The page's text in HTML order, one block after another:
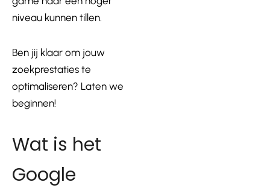
niveau kunnen tillen.
Ben jij klaar om jouw
zoekprestaties te
optimaliseren? Laten we
beginnen!
Wat is het
Google